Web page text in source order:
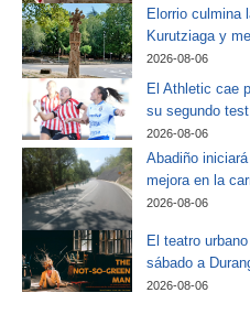
Elorrio culmina
Kurutziaga y
2026-08-06
El Athletic cae
su segundo
2026-08-06
Abadiño
mejora en la
2026-08-06
El teatro
sábado a
2026-08-06